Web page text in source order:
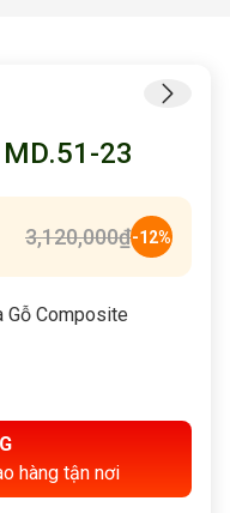
23
3,120,000₫-12%
Gỗ Composite
hàng tận nơi